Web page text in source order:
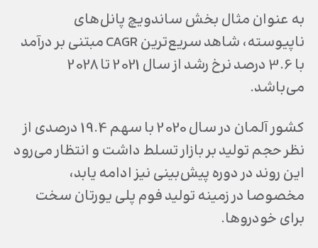
به عنوان مثال بخش ساندویچ پانل‌های
ناپیوسته، شاهد سریع‌ترین CAGR مبتنی بر درآمد
با 3.6 درصد نرخ رشد از سال 2021 تا 2028
می‌باشد.
کشور آلمان در سال 2020 با سهم 19.4 درصدی از
نظر حجم تولید بر بازار تسلط داشت و انتظار می‌رود
این روند در دوره پیش‌بینی نیز ادامه یابد،
مخصوصا در زمینه تولید فوم پلی یورتان سخت
برای خودروها.